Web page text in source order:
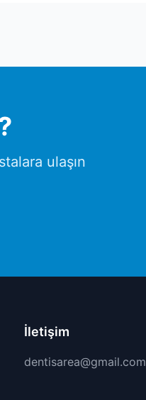
ulaşın
İletişim
dentisarea@gmail.com